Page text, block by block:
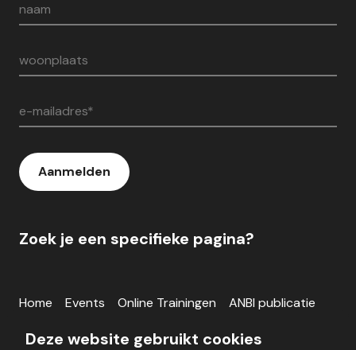
naam
woonplaats
e-mailadres*
Aanmelden
Zoek je een specifieke pagina?
Home Events Online Trainingen
ANBI publicatie
Inloggen
Deze website gebruikt cookies